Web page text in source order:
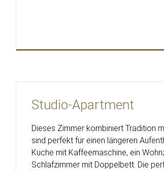
Studio-Apartment
Dieses Zimmer kombiniert Tradition
sind perfekt für einen längeren
Küche mit Kaffeemaschine, ein
Schlafzimmer mit Doppelbett. Die